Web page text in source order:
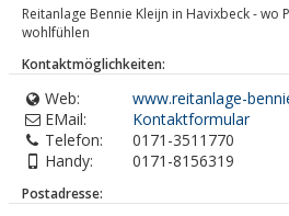
Reitanlage Bennie Kleijn in Havixbeck - wo
wohlfühlen
Kontaktmöglichkeiten:
Web:
www.reitanlage-
EMail:
Kontaktformular
Telefon:
0171-3511770
Handy:
0171-8156319
Postadresse: